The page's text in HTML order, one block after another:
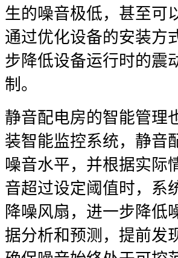
生的噪音极低，甚至可
通过优化设备的安装方
步降低设备运行时的震
制。
静音配电房的智能管理
装智能监控系统，静音
噪音水平，并根据实际
音超过设定阈值时，系
降噪风扇，进一步降低
据分析和预测，提前发